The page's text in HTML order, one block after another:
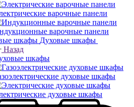
варочные панели
варочные панели
Духовые шкафы
Назад
шкафы
духовые шкафы
духовые шкафы